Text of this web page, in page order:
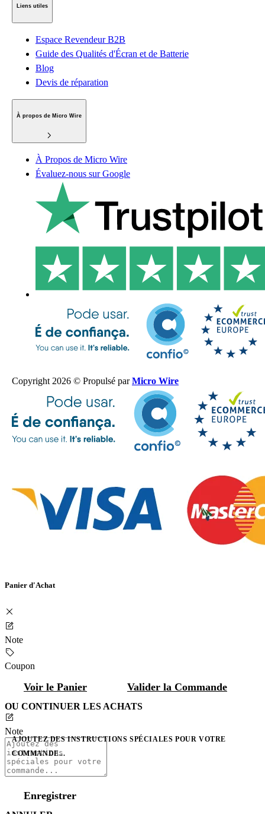
Liens utiles
Espace Revendeur B2B
Guide des Qualités d'Écran et de Batterie
Blog
Devis de réparation
À propos de Micro Wire
À Propos de Micro Wire
Évaluez-nous sur Google
Copyright 2026 © Propulsé parMicro Wire
Panier d'Achat
Note
Coupon
Voir le Panier Valider la Commande
OU CONTINUER LES ACHATS
Note
AJOUTEZ DES INSTRUCTIONS SPÉCIALES POUR VOTRE
COMMANDE...
Enregistrer